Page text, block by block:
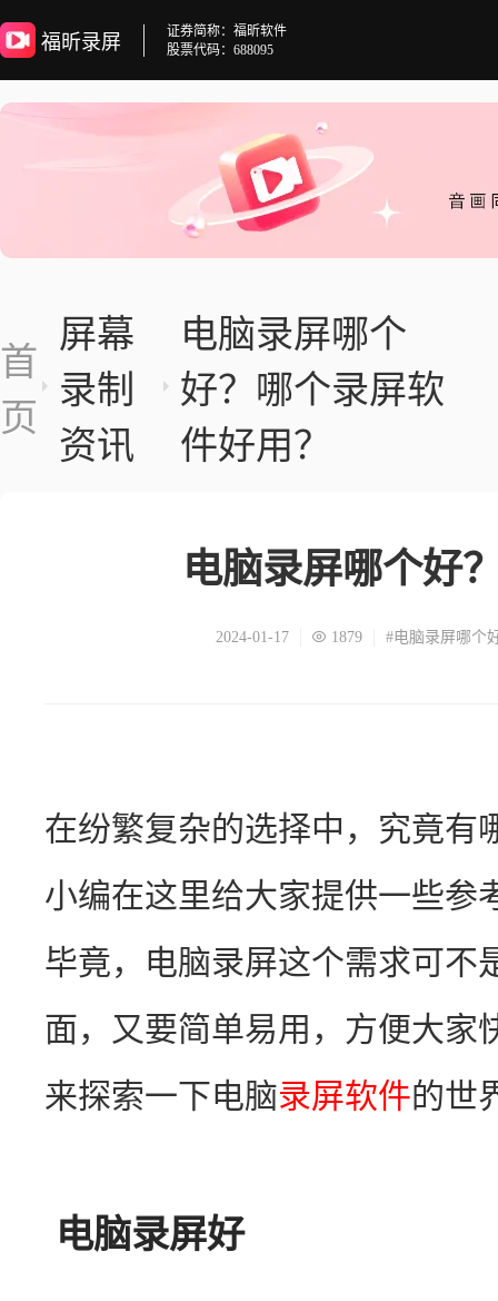
福昕录屏
证券简称：福昕软件
股票代码：688095
首
页
屏幕
录制
资讯
电脑录屏哪个
好？哪个录屏软
件好用？
电脑录屏哪个好
2024-01-17 1879 #电脑录屏哪个
在纷繁复杂的选择中，究竟有
小编在这里给大家提供一些参
毕竟，电脑录屏这个需求可不
面，又要简单易用，方便大家
来探索一下电脑录屏软件的世
电脑录屏好